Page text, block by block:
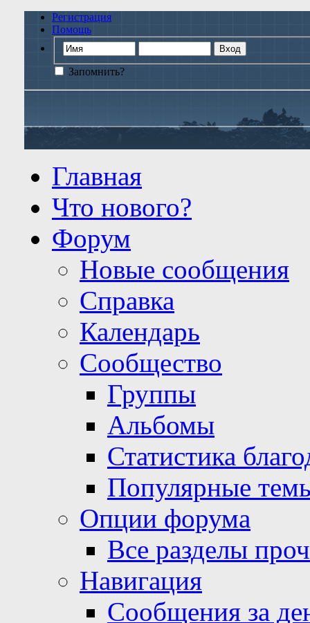
Регистрация
Помощь
Запомнить?
Главная
Что нового?
Форум
Новые сообщения
Справка
Календарь
Сообщество
Группы
Альбомы
Статистика
Популярные
Опции форума
Все разделы
Навигация
Сообщения за